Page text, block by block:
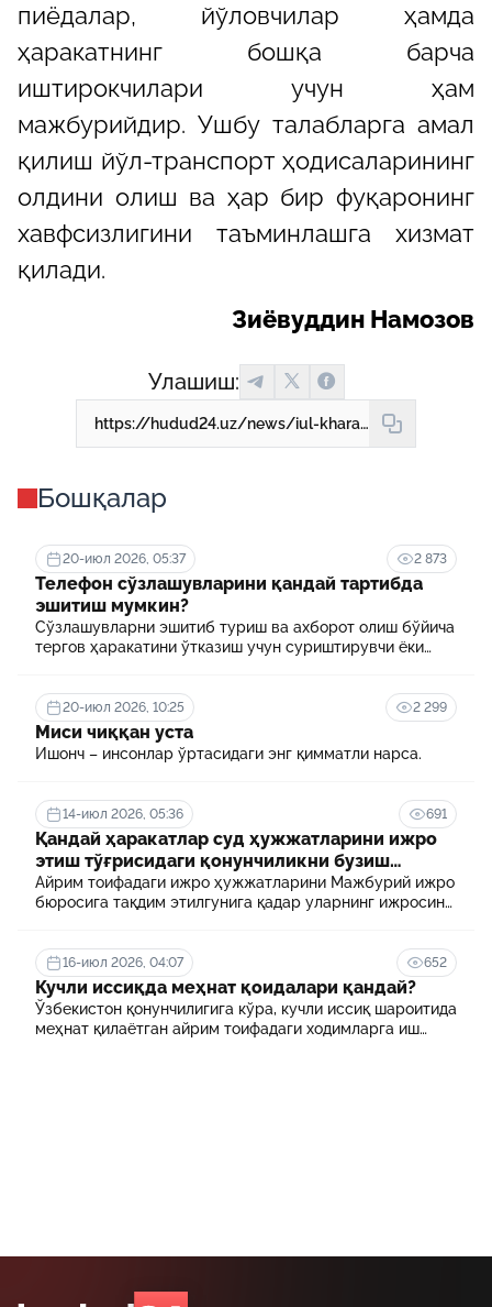
пиёдалар, йўловчилар ҳамда
ҳаракатнинг бошқа барча
иштирокчилари учун ҳам
мажбурийдир. Ушбу талабларга амал
қилиш йўл-транспорт ҳодисаларининг
олдини олиш ва ҳар бир фуқаронинг
хавфсизлигини таъминлашга хизмат
қилади.
Зиёвуддин Намозов
Улашиш:
https://hudud24.uz/news/iul-kharakati-koidalarini-buzgan-piiodalarga-kandai-zhavobgarlik-belgilangan
Бошқалар
20-июл 2026, 05:37 2 873
Телефон сўзлашувларини қандай тартибда
эшитиш мумкин?
Сўзлашувларни эшитиб туриш ва ахборот олиш бўйича
тергов ҳаракатини ўтказиш учун суриштирувчи ёки
20-июл 2026, 10:25 2 299
Миси чиққан уста
Ишонч – инсонлар ўртасидаги энг қимматли нарса.
14-июл 2026, 05:36 691
Қандай ҳаракатлар суд ҳужжатларини ижро
этиш тўғрисидаги қонунчиликни бузиш
ҳисобланади? 5 муҳим факт
Айрим тоифадаги ижро ҳужжатларини Мажбурий ижро
бюросига тақдим этилгунига қадар уларнинг ижросини
16-июл 2026, 04:07 652
Кучли иссиқда меҳнат қоидалари қандай?
Ўзбекистон қонунчилигига кўра, кучли иссиқ шароитида
меҳнат қилаётган айрим тоифадаги ходимларга иш